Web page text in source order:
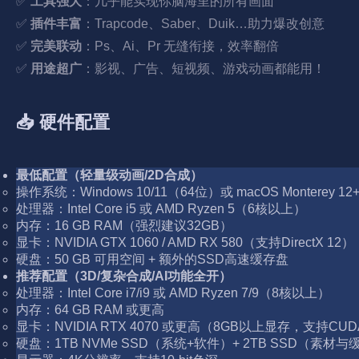
✅ 插件丰富 ：Trapcode、Saber、Duik…助力爆改创意
✅ 完美联动 ：Ps、Ai、Pr 无缝衔接，效率翻倍
✅ 用途超广 ：影视、广告、短视频、游戏动画都能用！
📥 硬件配置
最低配置（轻量级动画/2D合成）
操作系统：Windows 10/11（64位）或 macOS Monterey 12+
处理器：Intel Core i5 或 AMD Ryzen 5（6核以上）
内存：16 GB RAM（强烈建议32GB）
显卡：NVIDIA GTX 1060 / AMD RX 580（支持DirectX 12）
硬盘：50 GB 可用空间 + 额外的SSD高速缓存盘
推荐配置（3D/复杂合成/AI功能全开）
处理器：Intel Core i7/i9 或 AMD Ryzen 7/9（8核以上）
内存：64 GB RAM 或更高
显卡：NVIDIA RTX 4070 或更高（8GB以上显存，支持
硬盘：1TB NVMe SSD（系统+软件）+ 2TB SSD（素材与缓